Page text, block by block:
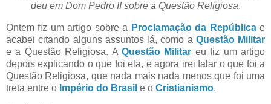
deu em Dom Pedro II sobre a Questão Religiosa.
Ontem fiz um artigo sobre a Proclamação da Repúblicae
acabei citando alguns assuntos lá, como a Questão Militar
e a Questão Religiosa. A Questão Militar eu fiz um artigo
depois explicando o que foi ela, e agora irei falar o que foi a
Questão Religiosa, que nada mais nada menos que foi uma
treta entre o Império do Brasil e o Cristianismo.